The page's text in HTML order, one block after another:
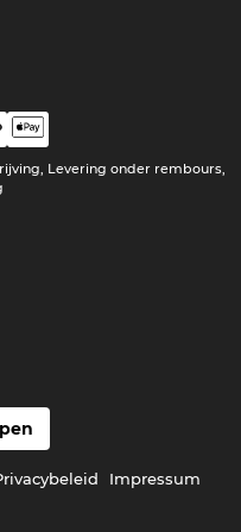
Levering onder rembours,
Impressum